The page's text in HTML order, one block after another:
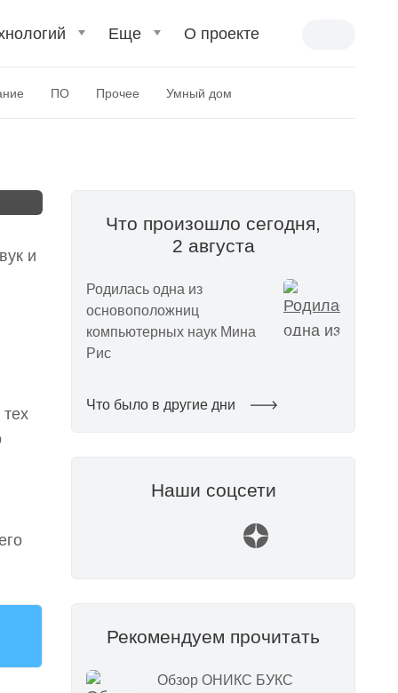
Еще О проекте
ПО Прочее Умный дом
и
Что произошло сегодня,
2 августа
Родилась одна из
основоположниц
компьютерных наук Мина
Рис
Что было в другие дни
Наши соцсети
Рекомендуем прочитать
Обзор ОНИКС БУКС